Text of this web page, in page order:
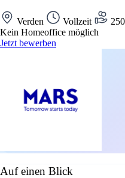
Verden Vollzeit
Kein Homeoffice möglich
Jetzt bewerben
Auf einen Blick